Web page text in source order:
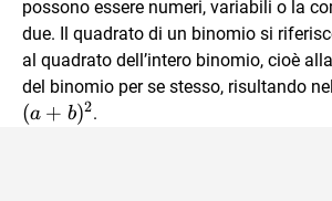
possono essere numeri, variabili o la
due. Il quadrato di un binomio si
al quadrato dell’intero binomio, cioè
del binomio per se stesso, risultando
(a + b)2.